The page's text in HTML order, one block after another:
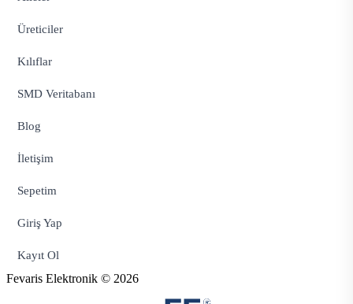
Üreticiler
Kılıflar
SMD Veritabanı
Blog
İletişim
Sepetim
Giriş Yap
Kayıt Ol
Fevaris Elektronik © 2026